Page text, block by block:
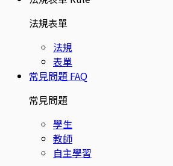
法規表單
法規
表單
常見問題 FAQ
常見問題
學生
教師
自主學習